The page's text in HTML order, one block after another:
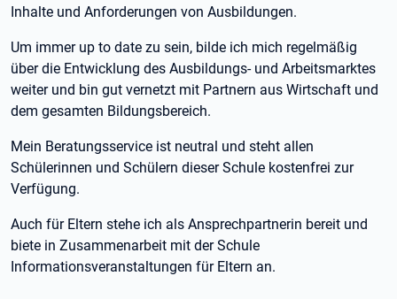
Inhalte und Anforderungen von Ausbildungen.
Um immer up to date zu sein, bilde ich mich regelmäßig
über die Entwicklung des Ausbildungs- und Arbeitsmarktes
weiter und bin gut vernetzt mit Partnern aus Wirtschaft und
dem gesamten Bildungsbereich.
Mein Beratungsservice ist neutral und steht allen
Schülerinnen und Schülern dieser Schule kostenfrei zur
Verfügung.
Auch für Eltern stehe ich als Ansprechpartnerin bereit und
biete in Zusammenarbeit mit der Schule
Informationsveranstaltungen für Eltern an.